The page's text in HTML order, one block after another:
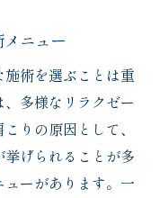
ニュー
術を選ぶことは重
多様なリラクゼー
りの原因として、
げられることが多
ーがあります。一